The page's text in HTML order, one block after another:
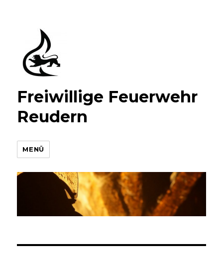
Freiwillige Feuerwehr
Reudern
MENÜ